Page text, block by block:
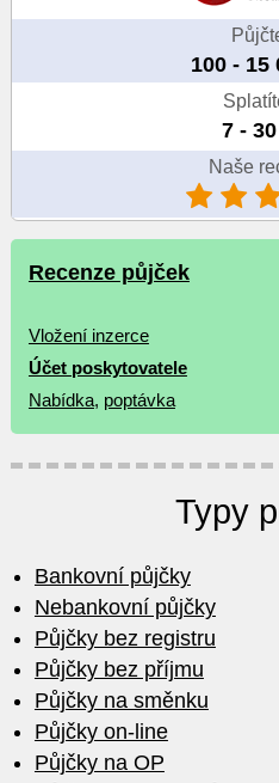
100 - 15
7 -
Naše
Recenze půjček
Vložení inzerce
Účet poskytovatele
Nabídka, poptávka
Typy
Bankovní půjčky
Nebankovní půjčky
Půjčky bez registru
Půjčky bez příjmu
Půjčky na směnku
Půjčky on-line
Půjčky na OP